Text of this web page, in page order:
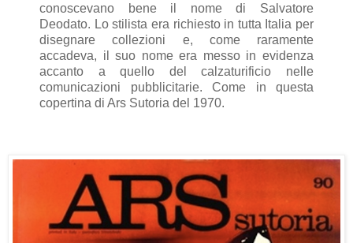
conoscevano bene il nome di Salvatore
Deodato. Lo stilista era richiesto in tutta Italia per
disegnare collezioni e, come raramente
accadeva, il suo nome era messo in evidenza
accanto a quello del calzaturificio nelle
comunicazioni pubblicitarie. Come in questa
copertina di Ars Sutoria del 1970.